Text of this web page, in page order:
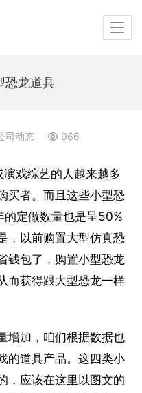
恐龙道具
司动态 966
戏综艺的人越来越多
买者。而且这些小型恐
定做数量也是呈50%
，以前购置大型仿真恐
钱包了，购置小型恐龙
而获得跟大型恐龙一样
增加，咱们根据数据也
的道具产品。这四类小
，应该在这里以图文的